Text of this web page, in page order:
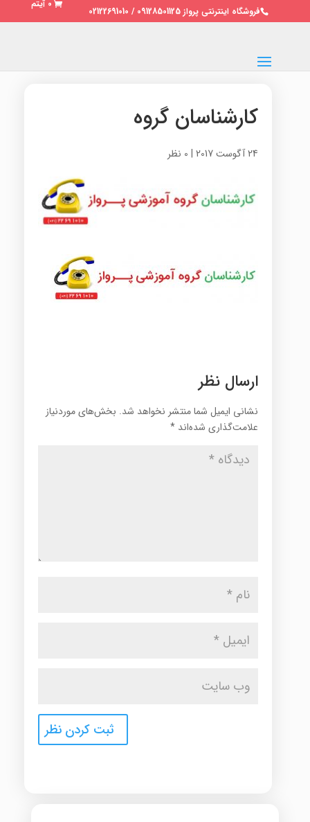
فروشگاه اینترنتی پرواز 09128501125 / 02122691010
0 آیتم
کارشناسان گروه
24 آگوست 2017 | 0 نظر
ارسال نظر
نشانی ایمیل شما منتشر نخواهد شد. بخش‌های موردنیاز
علامت‌گذاری شده‌اند *